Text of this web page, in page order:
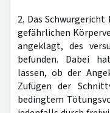
2. Das
gefährlichen
angeklagt, des
befunden. Dabei
lassen, ob der
Zufügen der
bedingtem